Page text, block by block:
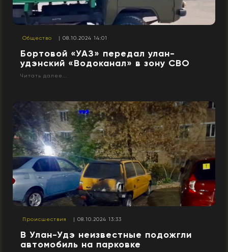
Общество | 08.10.2024 14:01
Бортовой «УАЗ» передал улан-
удэнский «Водоканал» в зону СВО
Читать далее...
Происшествия | 08.10.2024 13:33
В Улан-Удэ неизвестные подожгли
автомобиль на парковке